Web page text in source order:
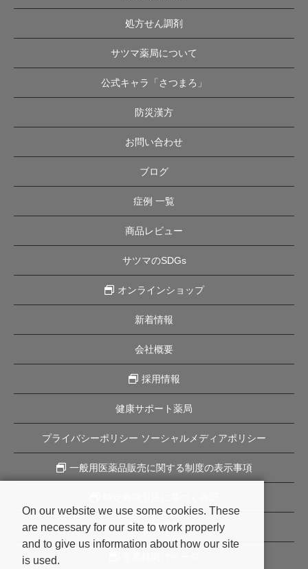
処方せん調剤
サツマ薬局について
公式キャラ「さつまろ」
防災漢方
お問い合わせ
ブログ
症例 一覧
商品レビュー
サツマのSDGs
オンラインショップ
新着情報
会社概要
採用情報
健康サポート薬局
プライバシーポリシー ソーシャルメディアポリシー
一般用医薬品販売に関する制度の表示事項
企業理念
On our website we use some cookies. These
are necessary for our site to work properly
and to give us information about how our site
is used.